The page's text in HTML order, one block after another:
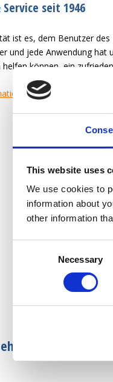
This website uses
We use cookies to
information about
other information
Necessary
seit 1946
ist es, dem Benutzer
und jede Anwendung hat
können, ein